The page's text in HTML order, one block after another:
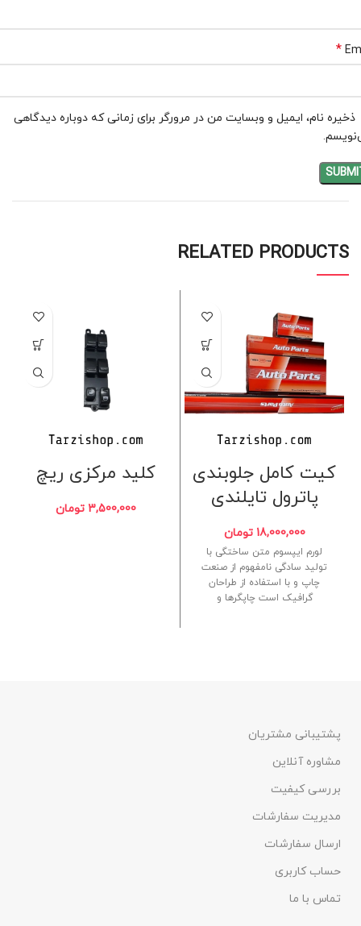
*
ذخیره نام، ایمیل و وبسایت من در مرورگر برای زمانی که دوباره دیدگاهی
RELATED PRODUCTS
کیت کامل جلوبندی
پاترول تایلندی
18,000,000 تومان
لورم ایپسوم متن ساختگی با
تولید سادگی نامفهوم از صنعت
چاپ و با استفاده از طراحان
گرافیک است چاپگرها و
کلید مرکزی ریچ
3,500,000 تومان
پشتیبانی مشتریان
مشاوره آنلاین
بررسی کیفیت
مدیریت سفارشات
ارسال سفارشات
حساب کاربری
تماس با ما